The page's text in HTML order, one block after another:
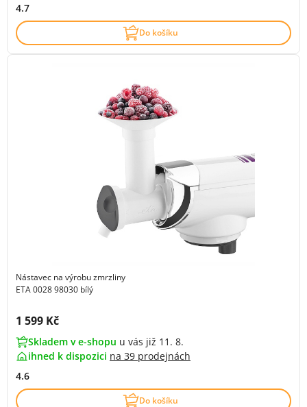
4.7
Do košíku
Nástavec na výrobu zmrzliny
ETA 0028 98030 bílý
Cena s DPH:
1 599 Kč
Skladem v e-shopu u vás již 11. 8.
ihned k dispozici na 39 prodejnách
4.6
Do košíku